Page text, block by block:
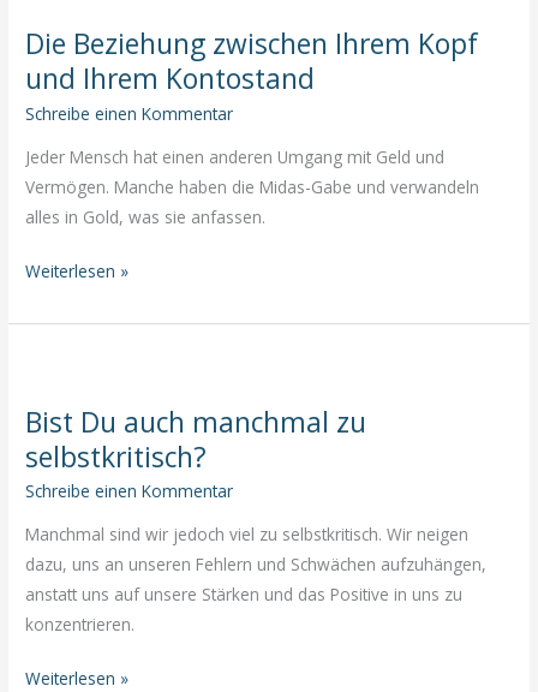
Die
15
stärksten
Die Beziehung zwischen Ihrem Kopf
und Ihrem Kontostand
Schreibe einen Kommentar
Jeder Mensch hat einen anderen Umgang mit Geld und
Vermögen. Manche haben die Midas-Gabe und verwandeln
alles in Gold, was sie anfassen.
Die
zwischen
und
Ihrem
Kontostand
Weiterlesen »
Bist Du auch manchmal zu
selbstkritisch?
Schreibe einen Kommentar
Manchmal sind wir jedoch viel zu selbstkritisch. Wir neigen
dazu, uns an unseren Fehlern und Schwächen aufzuhängen,
anstatt uns auf unsere Stärken und das Positive in uns zu
konzentrieren.
Bist
Weiterlesen »